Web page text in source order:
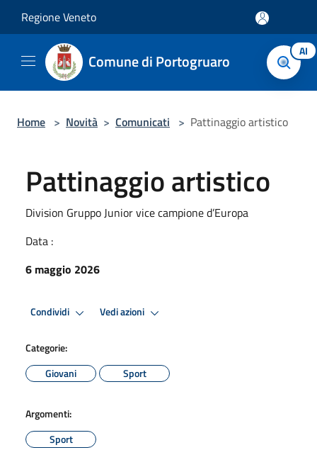
Regione Veneto
Comune di Portogruaro AI
Home > Novità > Comunicati > Pattinaggio artistico
Pattinaggio artistico
Division Gruppo Junior vice campione d’Europa
Data :
6 maggio 2026
Condividi Vedi azioni
Categorie:
Giovani
Sport
Argomenti:
Sport